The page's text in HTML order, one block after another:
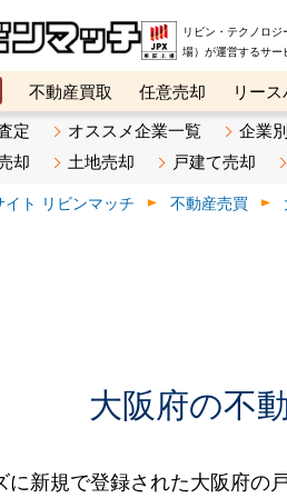
リビン・テクノロ
場）が運営するサ
不動産買取 任意売却
リー
ベスト不動産カンパニー オ
定 オススメ企業一覧
企業
却
土地売却 戸建て売却
ト リビンマッチ 不動産売買
大阪府の不
に新規で登録された大阪府の